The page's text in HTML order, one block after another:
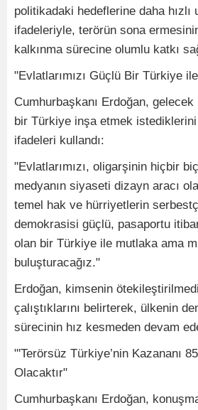
politikadaki hedeflerine daha hızlı
ifadeleriyle, terörün sona
kalkınma sürecine olumlu katkı
"Evlatlarımızı Güçlü Bir Türkiye
Cumhurbaşkanı Erdoğan,
bir Türkiye inşa etmek
ifadeleri kullandı:
"Evlatlarımızı, oligarşinin hiçbir
medyanın siyaseti dizayn aracı
temel hak ve hürriyetlerin
demokrasisi güçlü, pasaportu
olan bir Türkiye ile mutlaka ama
buluşturacağız."
Erdoğan, kimsenin
çalıştıklarını belirterek, ülkenin
sürecinin hız kesmeden devam
"'Terörsüz Türkiye’nin Kazananı
Olacaktır"
Cumhurbaşkanı Erdoğan,